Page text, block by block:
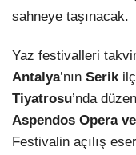
sahneye taşınacak.
Yaz festivalleri
Antalya’nın Serik
Tiyatrosu’nda
Aspendos Opera
Festivalin açılış